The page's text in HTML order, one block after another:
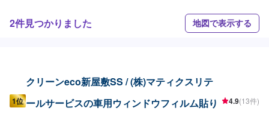
2件見つかりました 地図で表示する
1位
クリーンeco新屋敷SS / (株)マティクスリテ
ールサービスの車用ウィンドウフィルム貼り
4.9(13件)